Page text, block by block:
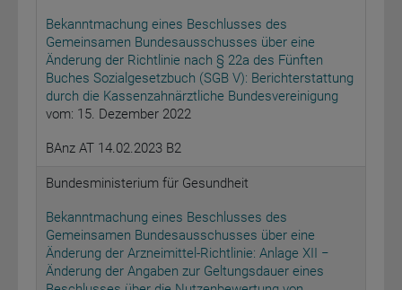
Bekanntmachung eines Beschlusses des
Gemeinsamen Bundesausschusses über eine
Änderung der Richtlinie nach § 22a des Fünften
Buches Sozialgesetzbuch (SGB V): Berichterstattung
durch die Kassenzahnärztliche Bundesvereinigung
vom: 15. Dezember 2022
BAnz AT 14.02.2023 B2
Bundesministerium für Gesundheit
Bekanntmachung eines Beschlusses des
Gemeinsamen Bundesausschusses über eine
Änderung der Arzneimittel-Richtlinie: Anlage XII −
Änderung der Angaben zur Geltungsdauer eines